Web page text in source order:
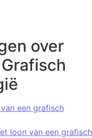
over
een grafisch
loon van een grafisch